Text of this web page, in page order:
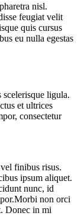
nisl.
feugiat velit
quis cursus
eu nulla egestas
scelerisque ligula.
et ultrices
consectetur
finibus risus.
ipsum aliquet.
nunc, id
non orci
Donec in mi